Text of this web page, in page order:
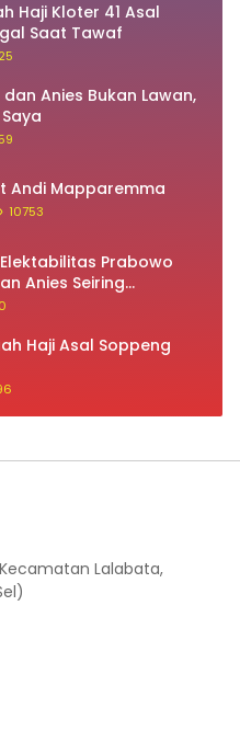
Haji Kloter 41 Asal
Saat Tawaf
Anies Bukan Lawan,
Andi Mapparemma
10753
Prabowo
Anies Seiring
Jokowi Naik
Haji Asal Soppeng
Lalabata,